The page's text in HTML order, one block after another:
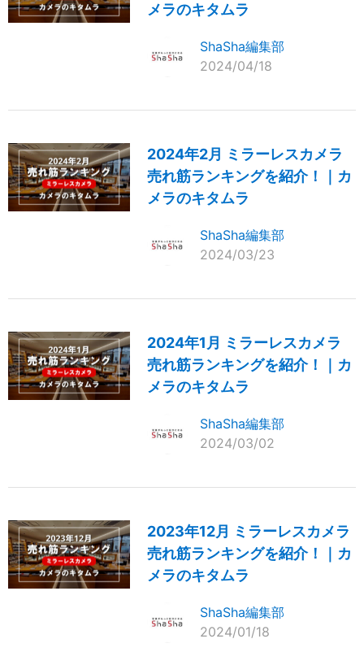
メラのキタムラ
ShaSha編集部
2024/04/18
2024年2月 ミラーレスカメラ
売れ筋ランキングを紹介！｜カ
メラのキタムラ
ShaSha編集部
2024/03/23
2024年1月 ミラーレスカメラ
売れ筋ランキングを紹介！｜カ
メラのキタムラ
ShaSha編集部
2024/03/02
2023年12月 ミラーレスカメラ
売れ筋ランキングを紹介！｜カ
メラのキタムラ
ShaSha編集部
2024/01/18